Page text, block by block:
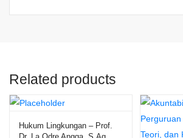
Related products
Hukum Lingkungan – Prof.